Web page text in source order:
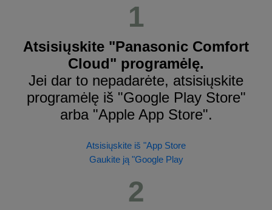
1
Atsisiųskite "Panasonic Comfort
Cloud" programėlę.
Jei dar to nepadarėte, atsisiųskite
programėlę iš "Google Play Store"
arba "Apple App Store".
Atsisiųskite iš "App Store
Gaukite ją "Google Play
2